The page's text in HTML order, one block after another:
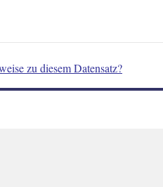
zu diesem Datensatz?